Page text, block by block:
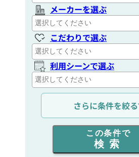
メーカーを選ぶ
こだわりで選ぶ
利用シーンで選ぶ
通信距離を選ぶ
出力を選ぶ
同時通話人数を選ぶ
さらに条件を絞る
この条件で
検索